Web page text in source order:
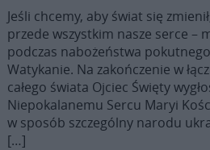
Jeśli chcemy, aby świat się
przede wszystkim nasze serce –
podczas nabożeństwa
Watykanie. Na zakończenie w
całego świata Ojciec Święty
Niepokalanemu Sercu Maryi
w sposób szczególny narodu
[…]